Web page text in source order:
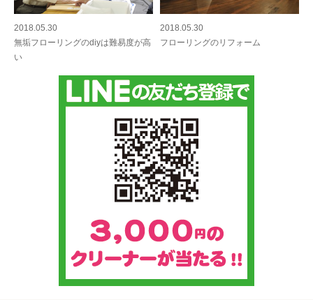
2018.05.30
無垢フローリングのdiyは難易度が高
い
2018.05.30
フローリングのリフォーム